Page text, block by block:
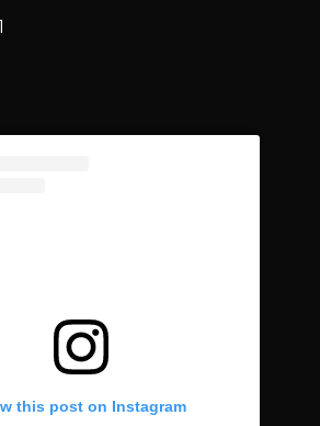
this post on Instagram